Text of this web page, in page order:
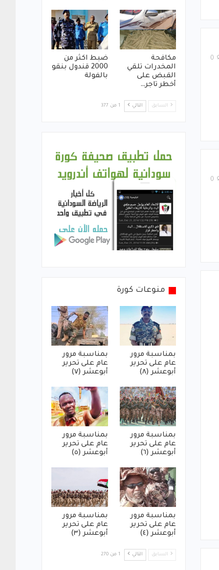
مكافحة
المخدرات تلقي
القبض على
أخطر تاجر…
ضبط اكثر من
2000 قندول بنقو
بالفولة
السابق التالي 1 من 377
منوعات كورة
بمناسبة مرور
عام على تحرير
أبوعشر (٨)
بمناسبة مرور
عام على تحرير
أبوعشر (٧)
بمناسبة مرور
عام على تحرير
أبوعشر (٦)
بمناسبة مرور
عام على تحرير
أبوعشر (٥)
بمناسبة مرور
عام على تحرير
أبوعشر (٤)
بمناسبة مرور
عام على تحرير
أبوعشر (٣)
السابق التالي 1 من 270